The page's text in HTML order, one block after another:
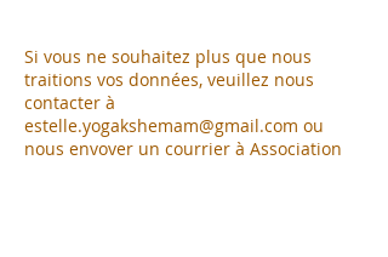
Si vous ne souhaitez plus que nous
traitions vos données, veuillez nous
contacter à
estelle.yogakshemam@gmail.com ou
nous envoyer un courrier à Association